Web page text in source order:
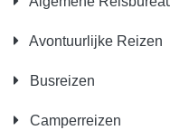
Avontuurlijke Reizen
Busreizen
Camperreizen